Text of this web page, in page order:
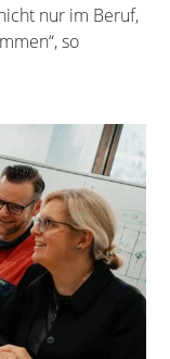
nur im Beruf,
so